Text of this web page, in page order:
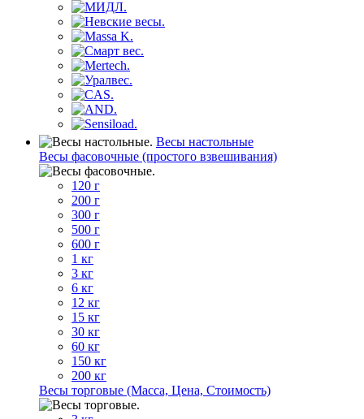
Весы настольные
Весы фасовочные (простого взвешивания)
120 г
200 г
300 г
500 г
600 г
1 кг
3 кг
6 кг
12 кг
15 кг
30 кг
60 кг
150 кг
200 кг
Весы торговые (Масса, Цена, Стоимость)